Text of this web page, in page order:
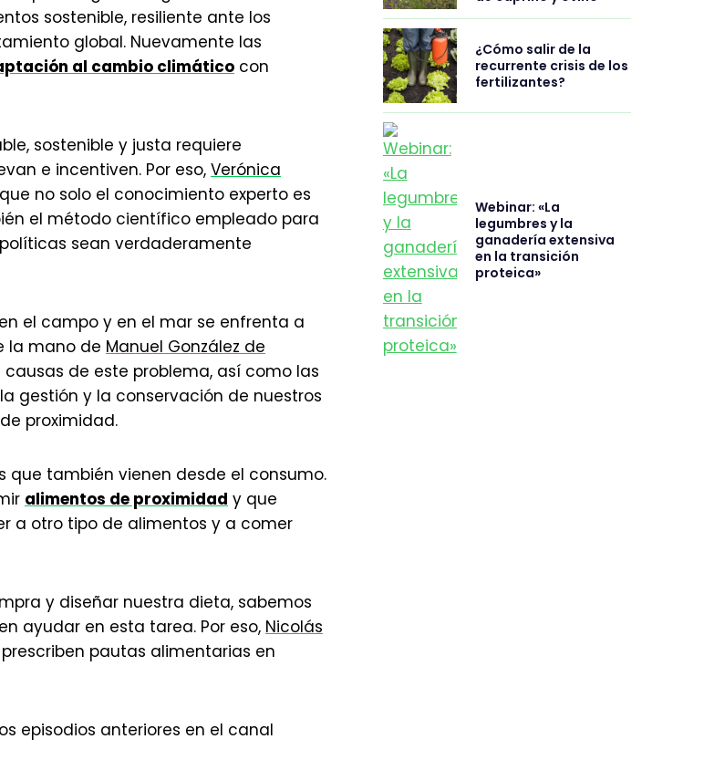
sostenible, resiliente ante los
global. Nuevamente las
al cambio climático con
sostenible y justa requiere
e incentiven. Por eso, Verónica
no solo el conocimiento experto es
el método científico empleado para
sean verdaderamente
el campo y en el mar se enfrenta a
la mano de Manuel González de
de este problema, así como las
gestión y la conservación de nuestros
proximidad.
que también vienen desde el consumo.
alimentos de proximidad y que
a otro tipo de alimentos y a comer
y diseñar nuestra dieta, sabemos
ayudar en esta tarea. Por eso, Nicolás
pautas alimentarias en
episodios anteriores en el canal
¿Cómo salir de la
recurrente crisis de los
fertilizantes?
Webinar: «La
legumbres y la
ganadería extensiva
en la transición
proteica»